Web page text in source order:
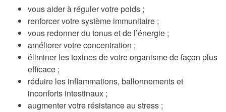
vous aider à réguler votre poids ;
renforcer votre système immunitaire ;
vous redonner du tonus et de l’énergie ;
améliorer votre concentration ;
éliminer les toxines de votre organisme de façon plus
efficace ;
réduire les inflammations, ballonnements et
inconforts intestinaux ;
augmenter votre résistance au stress ;